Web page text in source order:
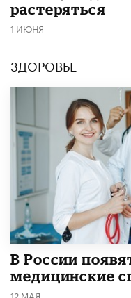
растеряться
1 ИЮНЯ
ЗДОРОВЬЕ
В России
медицинские
12 МАЯ